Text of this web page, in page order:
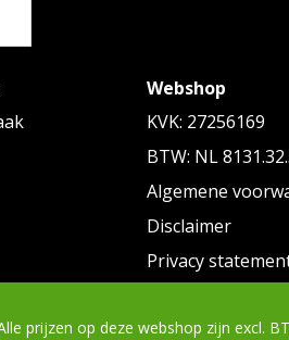
ALTERNATIEVE ARTIKELEN
BIKU, Anti-stressbal in hartvorm
Webshop
KVK: 27256169
BTW: NL
Algemene
Disclaimer
Privacy
prijzen op deze webshop zijn excl.